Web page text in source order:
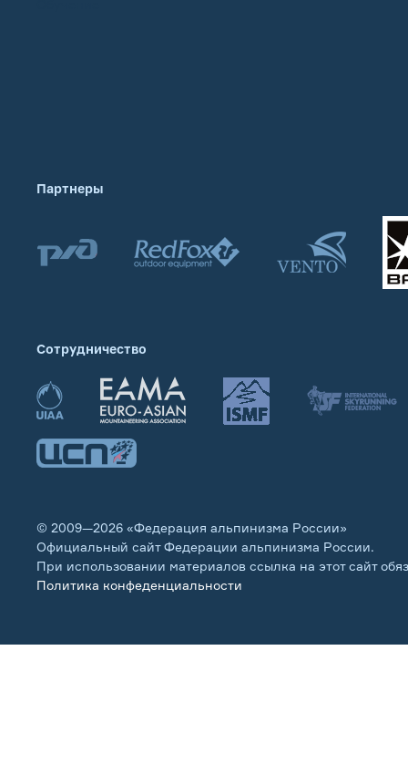
Партнеры
Сотрудничество
© 2009—2026 «Федерация альпинизма России»
Официальный сайт Федерации альпинизма России.
При использовании материалов ссылка на этот сайт
Политика конфеденциальности